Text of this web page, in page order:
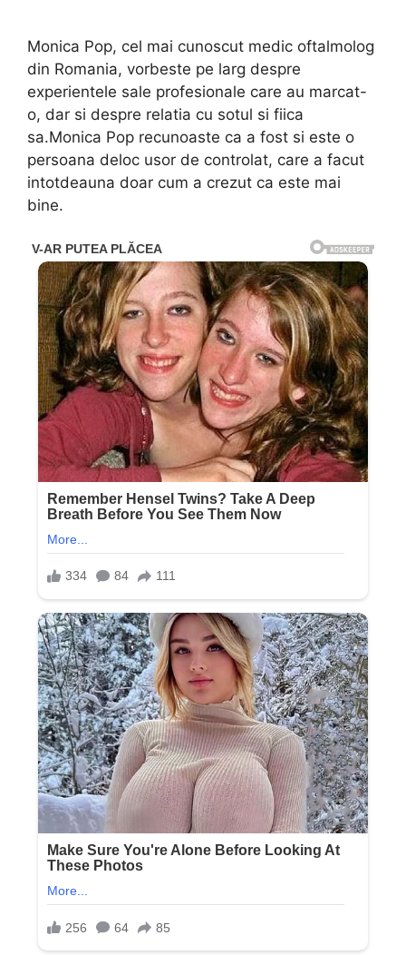
Monica Pop, cel mai cunoscut medic oftalmolog
din Romania, vorbeste pe larg despre
experientele sale profesionale care au marcat-
o, dar si despre relatia cu sotul si fiica
sa.Monica Pop recunoaste ca a fost si este o
persoana deloc usor de controlat, care a facut
intotdeauna doar cum a crezut ca este mai
bine.